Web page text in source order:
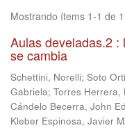
Mostrando ítems 1-1 de 1
Aulas develadas.2 :
se cambia
Schettini, Norelli; Soto
Gabriela; Torres Herrera,
Cándelo Becerra, John
Kleber Espinosa, Javier